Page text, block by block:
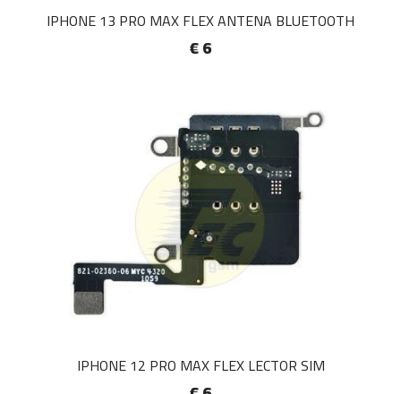
IPHONE 13 PRO MAX FLEX ANTENA BLUETOOTH
€ 6
IPHONE 12 PRO MAX FLEX LECTOR SIM